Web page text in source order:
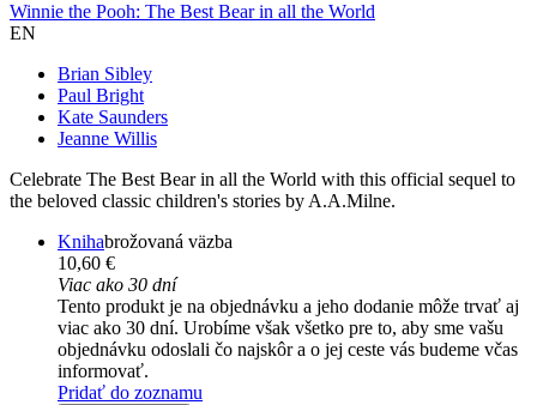
Winnie the Pooh: The Best Bear in all the World
EN
Brian Sibley
Paul Bright
Kate Saunders
Jeanne Willis
Celebrate The Best Bear in all the World with this official sequel to
the beloved classic children's stories by A.A.Milne.
Knihabrožovaná väzba
10,60 €
Viac ako 30 dní
Tento produkt je na objednávku a jeho dodanie môže trvať aj
viac ako 30 dní. Urobíme však všetko pre to, aby sme vašu
objednávku odoslali čo najskôr a o jej ceste vás budeme včas
informovať.
Pridať do zoznamu